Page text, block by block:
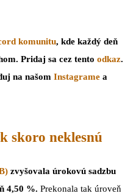
komunitu, kde každý deň
Pridaj sa cez tento odkaz.
na našom Instagrame a
skoro neklesnú
zvyšovala úrokovú sadzbu
4,50 %. Prekonala tak úroveň